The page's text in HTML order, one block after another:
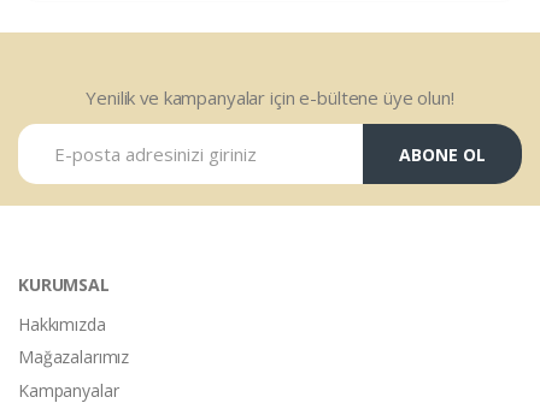
Yenilik ve kampanyalar için e-bültene üye olun!
ABONE OL
KURUMSAL
Hakkımızda
Mağazalarımız
Kampanyalar